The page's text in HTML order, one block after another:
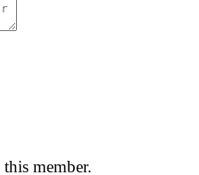
member.